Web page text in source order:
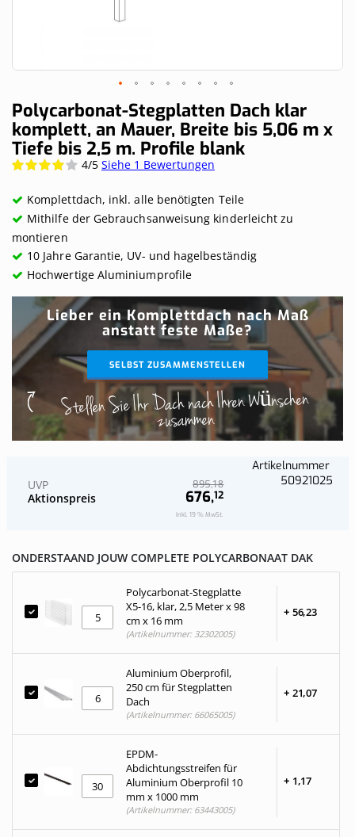
Skip
to
the
beginning
of
gallery
Polycarbonat-Stegplatten Dach klar
komplett, an Mauer, Breite bis 5,06 m x
Tiefe bis 2,5 m. Profile blank
Wertung:
4/5 Siehe 1 Bewertungen
Komplettdach, inkl. alle benötigten Teile
Mithilfe der Gebrauchsanweisung kinderleicht zu
montieren
10 Jahre Garantie, UV- und hagelbeständig
Hochwertige Aluminiumprofile
Lieber ein Komplettdach nach Maß
anstatt feste Maße?
SELBST ZUSAMMENSTELLEN
Stellen Sie Ihr Dach nach Ihren Wünschen
zusammen
Aktionspreis 676,12
UVP 895,18
Inkl. 19 % MwSt.
Artikelnummer
50921025
ONDERSTAAND JOUW COMPLETE POLYCARBONAAT DAK
Polycarbonat-Stegplatte
X5-16, klar, 2,5 Meter x 98
cm x 16 mm
+ 56,23
(Artikelnummer: 32302005)
Aluminium Oberprofil,
250 cm für Stegplatten
Dach
+ 21,07
(Artikelnummer: 66065005)
EPDM-
Abdichtungsstreifen für
Aluminium Oberprofil 10
mm x 1000 mm
+ 1,17
(Artikelnummer: 63443005)